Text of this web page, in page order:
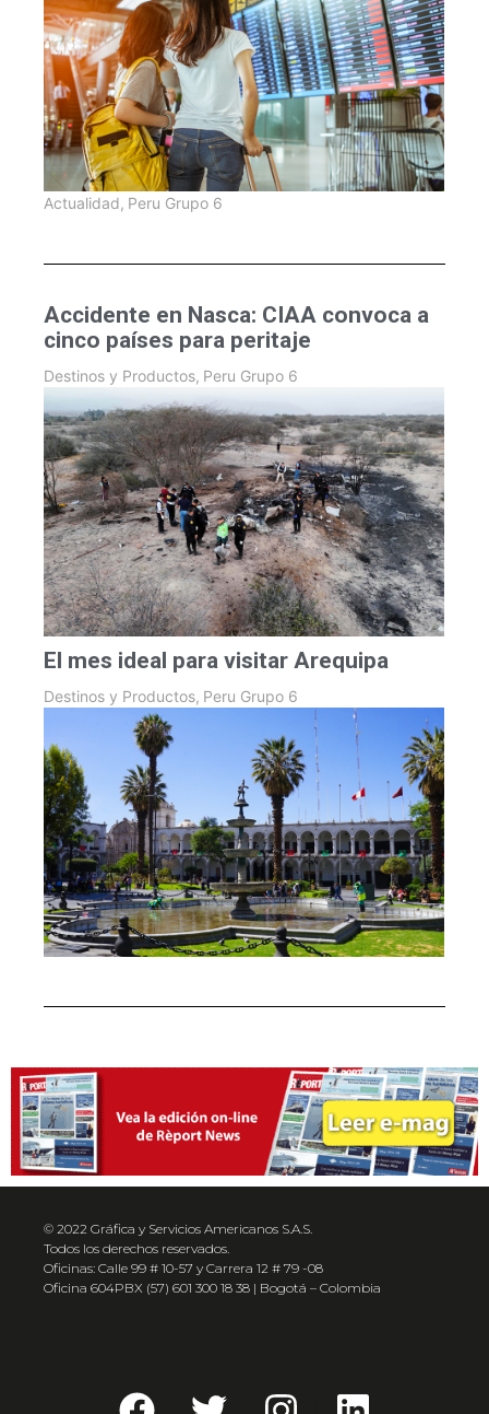
Actualidad, Peru Grupo 6
Accidente en Nasca: CIAA convoca a
cinco países para peritaje
Destinos y Productos, Peru Grupo 6
El mes ideal para visitar Arequipa
Destinos y Productos, Peru Grupo 6
© 2022 Gráfica y Servicios Americanos S.A.S.
Todos los derechos reservados.
Oficinas: Calle 99 # 10-57 y Carrera 12 # 79 -08
Oficina 604PBX (57) 601 300 18 38 | Bogotá – Colombia